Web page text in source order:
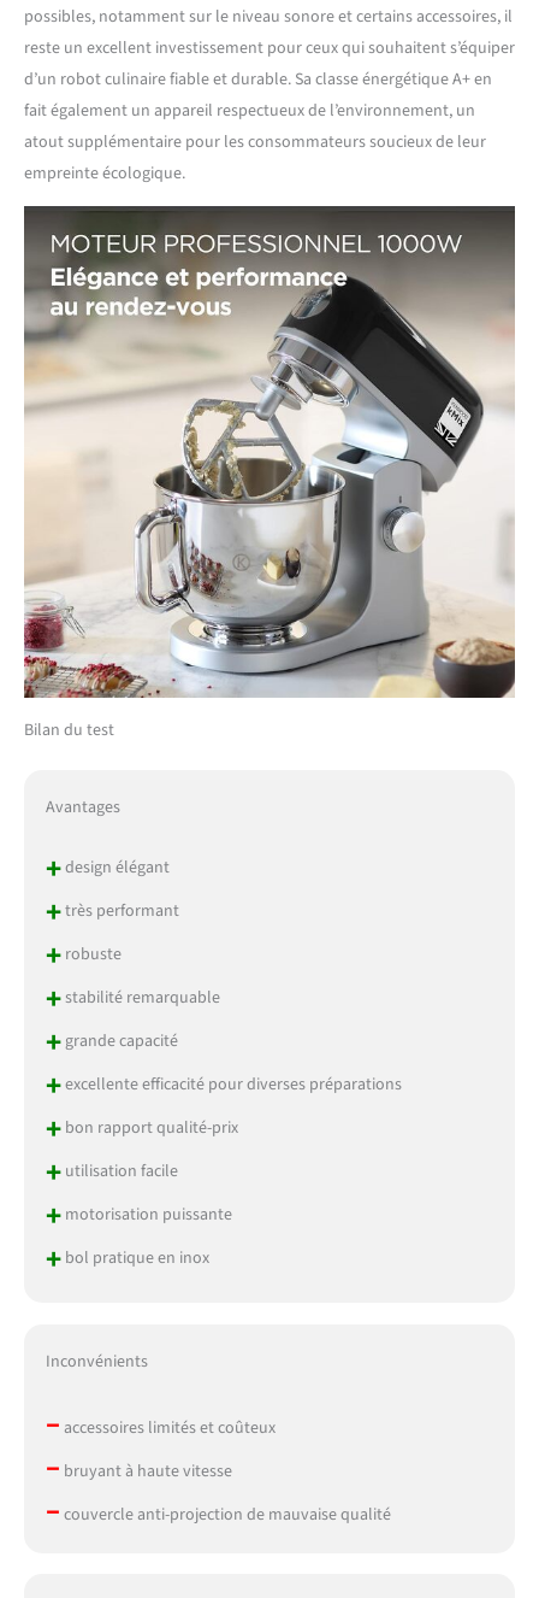
possibles, notamment sur le niveau sonore et certains accessoires, il
reste un excellent investissement pour ceux qui souhaitent s’équiper
d’un robot culinaire fiable et durable. Sa classe énergétique A+ en
fait également un appareil respectueux de l’environnement, un
atout supplémentaire pour les consommateurs soucieux de leur
empreinte écologique.
Bilan du test
Avantages
+design élégant
+très performant
+robuste
+stabilité remarquable
+grande capacité
+excellente efficacité pour diverses préparations
+bon rapport qualité-prix
+utilisation facile
+motorisation puissante
+bol pratique en inox
Inconvénients
– accessoires limités et coûteux
– bruyant à haute vitesse
– couvercle anti-projection de mauvaise qualité